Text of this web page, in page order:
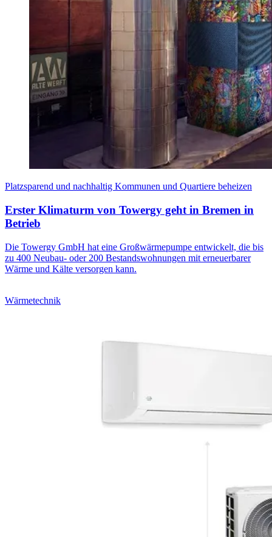
Platzsparend und nachhaltig Kommunen und Quartiere beheizen
Erster Klimaturm von Towergy geht in Bremen in
Betrieb
Die Towergy GmbH hat eine Großwärmepumpe entwickelt, die bis
zu 400 Neubau- oder 200 Bestandswohnungen mit erneuerbarer
Wärme und Kälte versorgen kann.
Wärmetechnik